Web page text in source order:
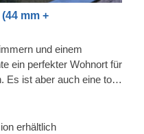
mm +
und einem
ein perfekter Wohnort für
Es ist aber auch eine tolle
Enkel zu Besuch
verbringen möchten,
besonders hohen
erhältlich